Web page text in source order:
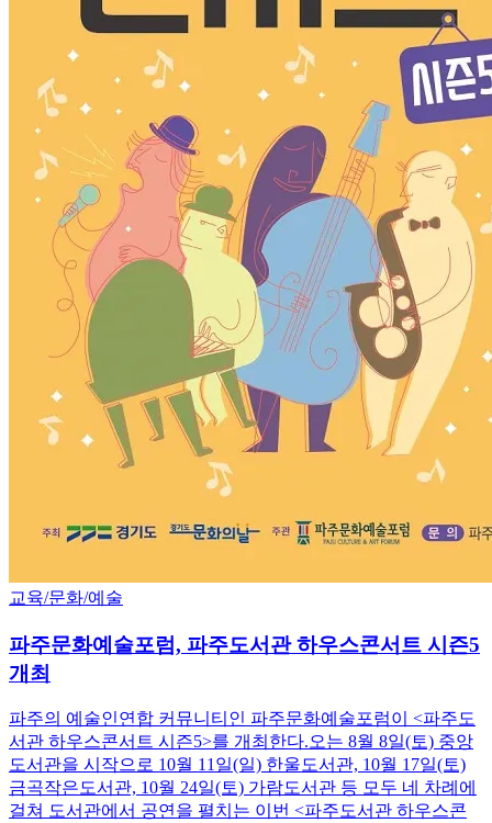
교육/문화/예술
파주문화예술포럼, 파주도서관 하우스콘서트 시즌5
개최
파주의 예술인연합 커뮤니티인 파주문화예술포럼이 <파주도
서관 하우스콘서트 시즌5>를 개최한다.오는 8월 8일(토) 중앙
도서관을 시작으로 10월 11일(일) 한울도서관, 10월 17일(토)
금곡작은도서관, 10월 24일(토) 가람도서관 등 모두 네 차례에
걸쳐 도서관에서 공연을 펼치는 이번 <파주도서관 하우스콘